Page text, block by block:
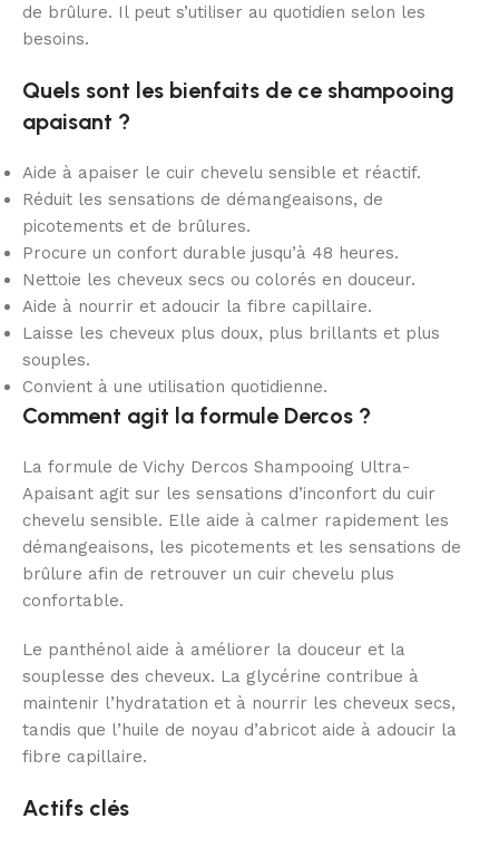
de brûlure. Il peut s’utiliser au quotidien selon les
besoins.
Quels sont les bienfaits de ce shampooing
apaisant ?
Aide à apaiser le cuir chevelu sensible et réactif.
Réduit les sensations de démangeaisons, de
picotements et de brûlures.
Procure un confort durable jusqu’à 48 heures.
Nettoie les cheveux secs ou colorés en douceur.
Aide à nourrir et adoucir la fibre capillaire.
Laisse les cheveux plus doux, plus brillants et plus
souples.
Convient à une utilisation quotidienne.
Comment agit la formule Dercos ?
La formule de Vichy Dercos Shampooing Ultra-
Apaisant agit sur les sensations d’inconfort du cuir
chevelu sensible. Elle aide à calmer rapidement les
démangeaisons, les picotements et les sensations de
brûlure afin de retrouver un cuir chevelu plus
confortable.
Le panthénol aide à améliorer la douceur et la
souplesse des cheveux. La glycérine contribue à
maintenir l’hydratation et à nourrir les cheveux secs,
tandis que l’huile de noyau d’abricot aide à adoucir la
fibre capillaire.
Actifs clés